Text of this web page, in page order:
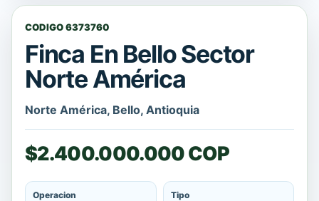
CODIGO 6373760
Finca En Bello Sector
Norte América
Norte América, Bello, Antioquia
$2.400.000.000 COP
Operacion Tipo